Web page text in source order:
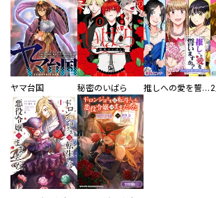
ヤマ台国 秘密のいばら 推しへの愛を誓いますか？～アラサー女子、推しは逃げぬが人生逃げる～